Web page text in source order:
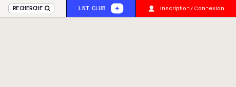
RECHERCHE LNT CLUB inscription / Connexion